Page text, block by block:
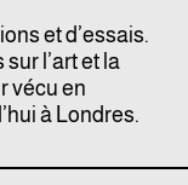
et d’essais.
l’art et la
vécu en
à Londres.